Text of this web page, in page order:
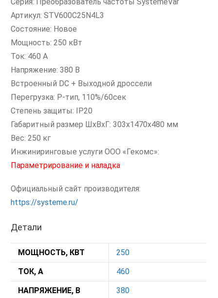
Артикул: STV600C25N4L3
Состояние: Новое
Мощность: 250 кВт
Ток: 460 А
Напряжение: 380 В
Встроенный DC + Выходной дроссели
Перегрузка: P-тип, 110%/60сек
Степень защиты: IP20
Габаритный размер ШхВхГ: 303x1470x480 мм
Вес: 250 кг
Инжиниринговые услуги ООО «Гекомс»:
Параметрирование и наладка
Официальный сайт производителя:
https://systeme.ru/
Детали
МОЩНОСТЬ, КВТ 250
ТОК, А 460
НАПРЯЖЕНИЕ, В 380